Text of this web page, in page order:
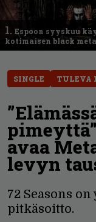
1. Espoon syyskuu
kotimaisen black
SINGLE TULEVA
avaa
levyn
72 Seasons
pitkäsoitto.